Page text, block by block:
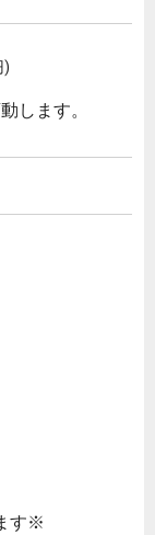
)
します。
す※